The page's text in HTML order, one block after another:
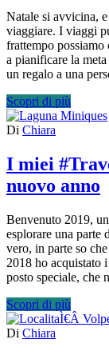
Natale si avvicina,
viaggiare. I viaggi
frattempo possiamo
a pianificare la
un regalo a una
Scopri di più
Di Chiara
I miei
nuovo anno
Benvenuto 2019,
esplorare una parte
vero, in parte so
2018 ho acquistato
posto speciale,
Scopri di più
Di Chiara